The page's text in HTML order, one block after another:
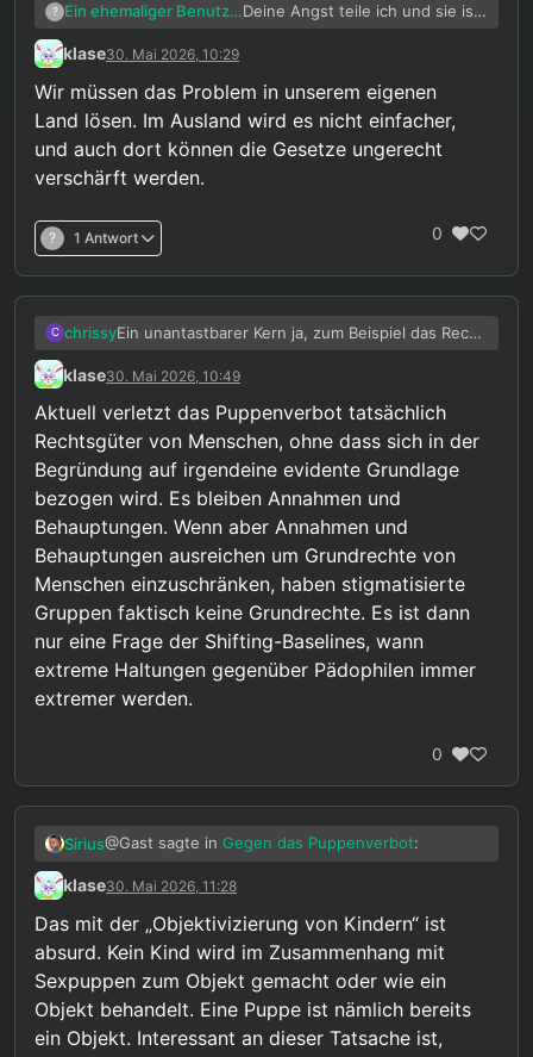
? Ein ehemaliger BenutzerDeine Angst teile ich und sie ist
auch berechtigt. Ein negatives
Schikane und Verachtung
verfassungskonform ist. Weitere
Einschränkungen können
Anliegen wie sie auf WsaM zu
werden.
noch am selben Tag kündigen
und wenige Monate später
Europa verlassen. Vorbereitet ist
klase30. Mai 2026, 10:29
Wir müssen das Problem in unserem eigenen
Land lösen. Im Ausland wird es nicht einfacher,
und auch dort können die Gesetze ungerecht
verschärft werden.
? 1 Antwort 0
C chrissyEin unantastbarer Kern ja, zum Beispiel das Recht
auf Leben, aber die eigene Sexualität gehört
nicht dazu, sofern sie in die Rechte anderer
Wenn ich ein Recht für mich in Anspruch nehme
muss ich gleichzeitig die Rechte anderer
anerkennen. Im Konfliktfall muss abgewogen
werden welches Recht schwerer wiegt.
sehr hoch, aber auch die haben gewisse
Grenzen. Ich denke doch dass wir uns einig sind
dass (um ein extremes Beispiel zu verwenden)
ein Kind sein Recht auf Freiheit nicht
durchsetzen darf indem es seine Eltern, die
Hausarrest verhängt haben, verletzt oder tötet.
klase30. Mai 2026, 10:49
Aktuell verletzt das Puppenverbot tatsächlich
Rechtsgüter von Menschen, ohne dass sich in der
Begründung auf irgendeine evidente Grundlage
bezogen wird. Es bleiben Annahmen und
Behauptungen. Wenn aber Annahmen und
Behauptungen ausreichen um Grundrechte von
Menschen einzuschränken, haben stigmatisierte
Gruppen faktisch keine Grundrechte. Es ist dann
nur eine Frage der Shifting-Baselines, wann
extreme Haltungen gegenüber Pädophilen immer
extremer werden.
0
Sirius@Gast sagte in Gegen das Puppenverbot:
Erwachsenenpornos, oder Puppen
verteufeln würde wenn diese bei einem
Vergewaltiger von Erwachsenen gefunden
worden wären.
Das stimmt nicht ganz. Die Frage, inwiefern
Pornografie oder auch Sexpuppen zur
Objektifizierung von Frauen beitragen und
Hemmschwellen für Gewalt senken wird durchaus
auch kontrovers diskutiert. Der Unterschied ist
klase30. Mai 2026, 11:28
Das mit der „Objektivizierung von Kindern“ ist
absurd. Kein Kind wird im Zusammenhang mit
Sexpuppen zum Objekt gemacht oder wie ein
Objekt behandelt. Eine Puppe ist nämlich bereits
ein Objekt. Interessant an dieser Tatsache ist,